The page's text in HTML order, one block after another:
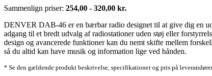
Sammenlign priser: 254,00 - 320,00 kr.
DENVER DAB-46 er en bærbar radio designet til at give dig en
adgang til et bredt udvalg af radiostationer uden støj eller
design og avancerede funktioner kan du nemt skifte mellem
så du altid kan have musik og information lige ved hånden.
* Se den gældende produkt beskrivelse, specifikationer og pris på